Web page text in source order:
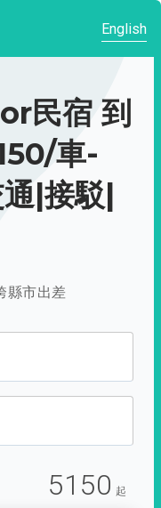
English
民宿 到
車-
|接駁|
縣市出差
5150 起